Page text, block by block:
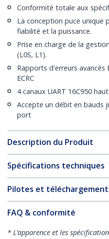
Conformité totale aux
La conception puce unique
fiabilité et la puissance.
Prise en charge de la
(L0S, L1).
Rapports d'erreurs avancés
ECRC
4 canaux UART 16C950
Accepte un débit en bauds
port
Description du Produit
Spécifications techniques
Pilotes et
FAQ & conformité
* L’apparence et les